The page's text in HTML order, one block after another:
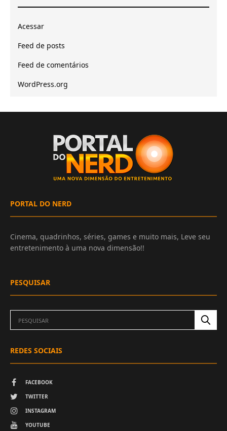
Acessar
Feed de posts
Feed de comentários
WordPress.org
PORTAL DO NERD
Cinema, quadrinhos, séries, games e muito mais, Leve seu
entretenimento à uma nova dimensão!!
PESQUISAR
REDES SOCIAIS
FACEBOOK
TWITTER
INSTAGRAM
YOUTUBE